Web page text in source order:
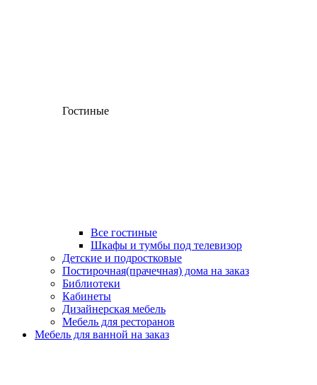
Гостиные
Все гостиные
Шкафы и тумбы под телевизор
Детские и подростковые
Постирочная(прачечная) дома на заказ
Библиотеки
Кабинеты
Дизайнерская мебель
Мебель для ресторанов
Мебель для ванной на заказ